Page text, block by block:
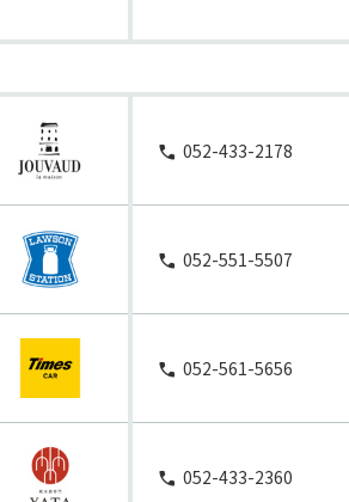
052-433-2178
052-551-5507
052-561-5656
052-433-2360